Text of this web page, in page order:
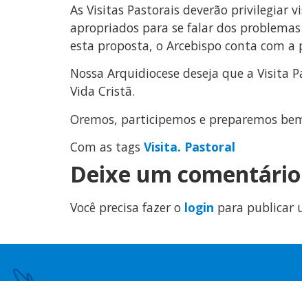
As Visitas Pastorais deverão privilegiar
apropriados para se falar dos
esta proposta, o Arcebispo conta com a
Nossa Arquidiocese deseja que a
Vida Cristã.
Oremos, participemos e preparemos
Com as tags Visita. Pastoral
Deixe um comentário
Você precisa fazer o login para publicar